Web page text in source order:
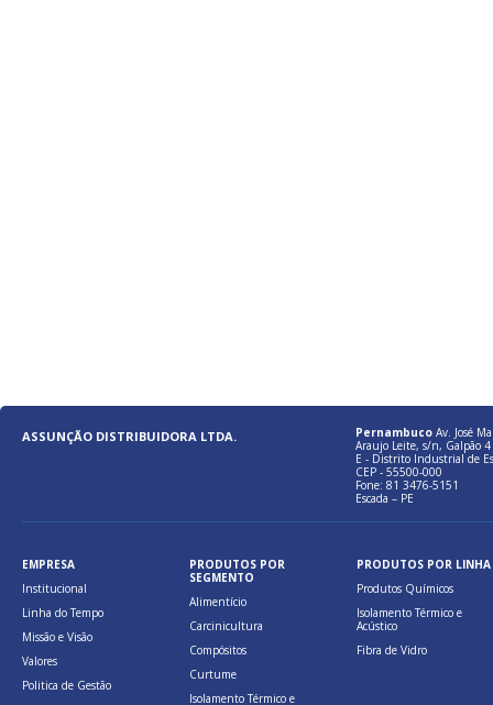
ASSUNÇÃO DISTRIBUIDORA LTDA. Pernambuco Av. José
Araujo Leite, s/n, Galpão 4
E - Distrito Industrial de
CEP - 55500-000
Fone: 81 3476-5151
Escada – PE
EMPRESA
Institucional
Linha do Tempo
Missão e Visão
Valores
Politica de Gestão
PRODUTOS POR
SEGMENTO
Alimentício
Carcinicultura
Compósitos
Curtume
Isolamento Térmico e
PRODUTOS POR LINHA
Produtos Químicos
Isolamento Térmico e
Acústico
Fibra de Vidro